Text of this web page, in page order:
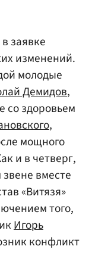
заявке
изменений.
молодые
Демидов,
со здоровьем
,
мощного
и в четверг,
вместе
«Витязя»
того,
Игорь
конфликт